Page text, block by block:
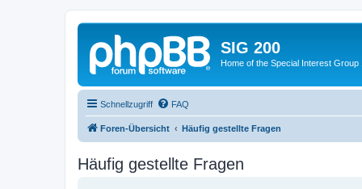
SIG 200
Home of the Special Interest Group
Schnellzugriff FAQ
Foren-Übersicht Häufig gestellte Fragen
Häufig gestellte Fragen